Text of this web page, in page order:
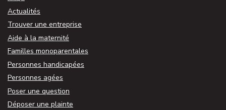
Actualités
Trouver une entreprise
Aide à la maternité
Familles monoparentales
Personnes handicapées
Personnes agées
Poser une question
Déposer une plainte